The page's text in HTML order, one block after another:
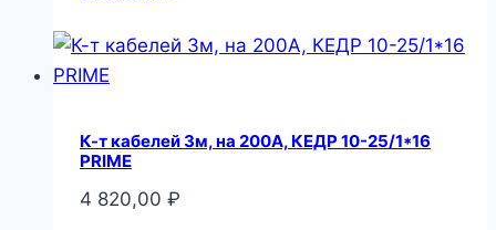
К-т кабелей 3м, на 200А, КЕДР 10-25/1*16
PRIME
4 820,00 ₽